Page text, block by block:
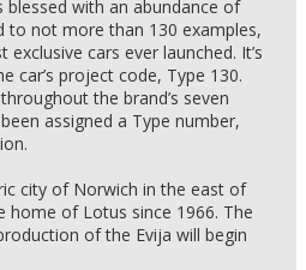
blessed with an abundance of
to not more than 130 examples,
cars ever launched. It’s
car’s project code, Type 130.
the brand’s seven
assigned a Type number,
city of Norwich in the east of
home of Lotus since 1966. The
of the Evija will begin